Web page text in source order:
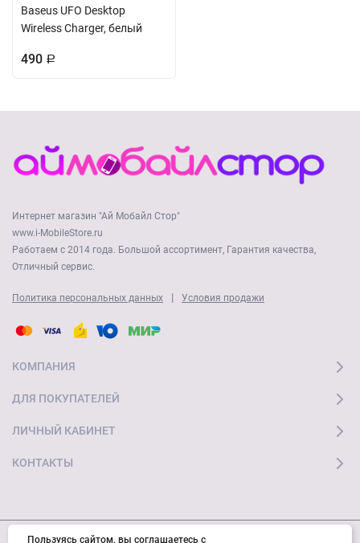
Baseus UFO Desktop
Wireless Charger, белый
490 Р
Интернет магазин "Ай Мобайл Стор"
www.i-MobileStore.ru
Работаем с 2014 года. Большой ассортимент, Гарантия качества,
Отличный сервис.
Политика персональных данных | Условия продажи
КОМПАНИЯ
ДЛЯ ПОКУПАТЕЛЕЙ
ЛИЧНЫЙ КАБИНЕТ
КОНТАКТЫ
Пользуясь сайтом, вы соглашаетесь с